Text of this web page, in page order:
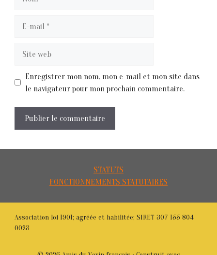
Enregistrer mon nom, mon e-mail et mon site dans
le navigateur pour mon prochain commentaire.
STATUTS
FONCTIONNEMENTS STATUTAIRES
Association loi 1901; agréée et habilitée; SIRET 307 155 804
0023